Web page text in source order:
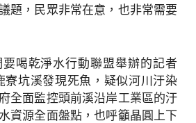
題，民眾非常在意，也非常需要
喝乾淨水行動聯盟舉辦的記者
寮坑溪發現死魚，疑似河川汙染
全面監控頭前溪沿岸工業區的汙
資源全面盤點，也呼籲晶圓上下